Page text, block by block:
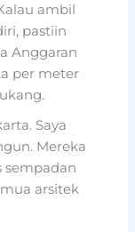
ambil
pastiin
Anggaran
per meter
Saya
Mereka
sempadan
arsitek